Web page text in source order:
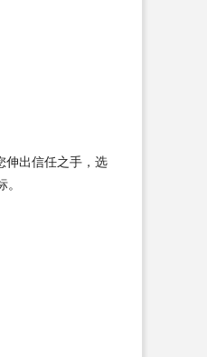
伸出信任之手，选